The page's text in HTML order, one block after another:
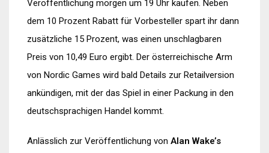
Veröffentlichung morgen um 19 Uhr kaufen. Neben
dem 10 Prozent Rabatt für Vorbesteller spart ihr dann
zusätzliche 15 Prozent, was einen unschlagbaren
Preis von 10,49 Euro ergibt. Der österreichische Arm
von Nordic Games wird bald Details zur Retailversion
ankündigen, mit der das Spiel in einer Packung in den
deutschsprachigen Handel kommt.
Anlässlich zur Veröffentlichung von Alan Wake’s